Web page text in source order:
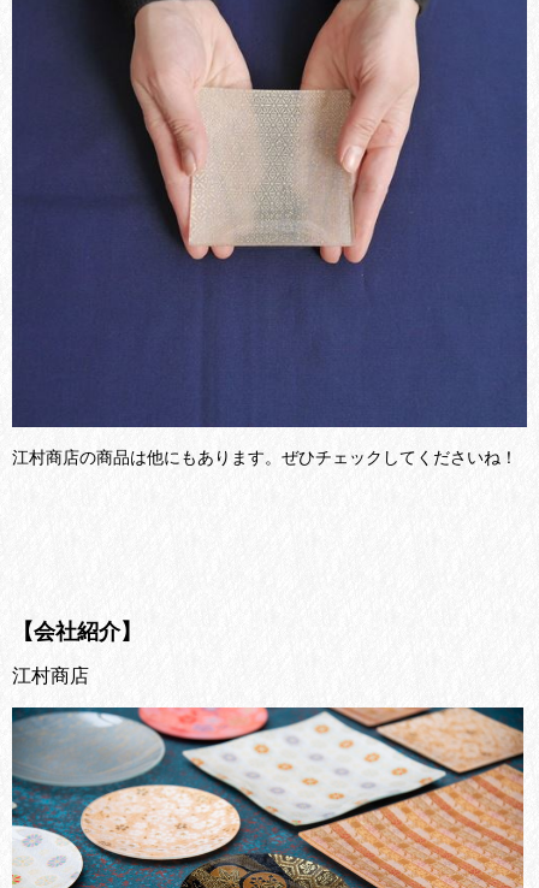
江村商店の商品は他にもあります。ぜひチェックしてくださいね！
【会社紹介】
江村商店